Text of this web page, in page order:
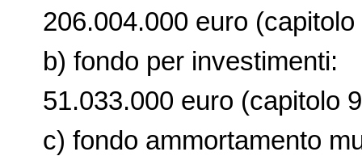
206.004.000 euro (capitolo
b) fondo per investimenti:
51.033.000 euro (capitolo
c) fondo ammortamento